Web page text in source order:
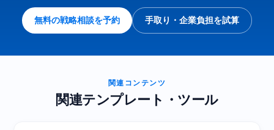
無料の戦略相談を予約 手取り・企業負担を試算
関連コンテンツ
関連テンプレート・ツール